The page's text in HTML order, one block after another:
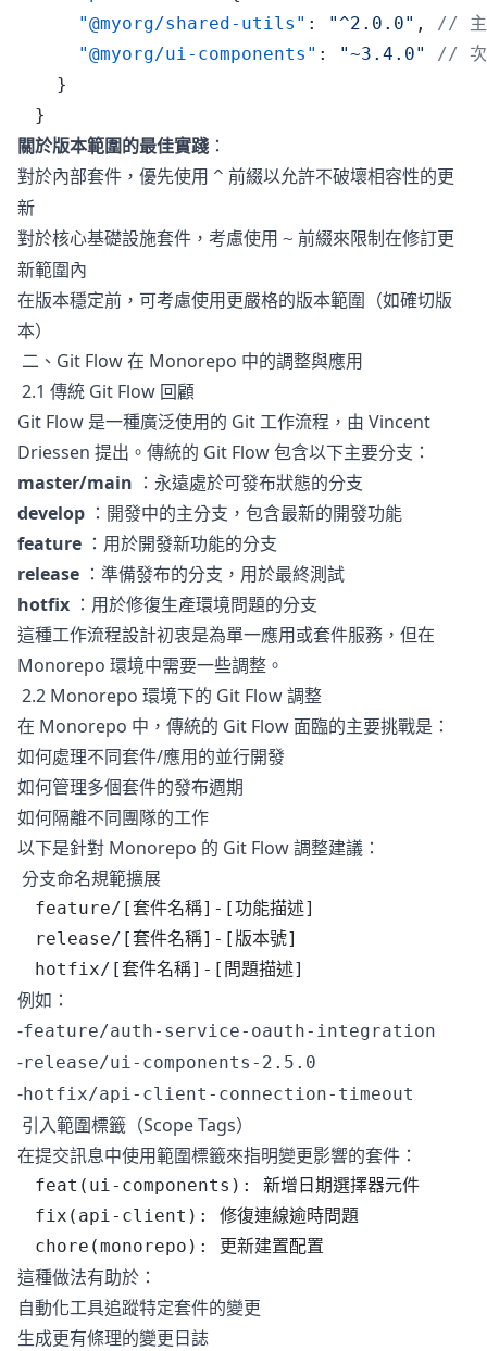
    "@myorg/shared-utils"
: "^2.0.0" ,
// 主
    "@myorg/ui-components"
: "~3.4.0"
// 次
  }
}
關於版本範圍的最佳實踐 ：
對於內部套件，優先使用 ^ 前綴以允許不破壞相容性的更
新
對於核心基礎設施套件，考慮使用 ~ 前綴來限制在修訂更
新範圍內
在版本穩定前，可考慮使用更嚴格的版本範圍（如確切版
本）
二、Git Flow 在 Monorepo 中的調整與應用
2.1 傳統 Git Flow 回顧
Git Flow 是一種廣泛使用的 Git 工作流程，由 Vincent
Driessen 提出。傳統的 Git Flow 包含以下主要分支：
master/main ：永遠處於可發布狀態的分支
develop ：開發中的主分支，包含最新的開發功能
feature ：用於開發新功能的分支
release ：準備發布的分支，用於最終測試
hotfix ：用於修復生產環境問題的分支
這種工作流程設計初衷是為單一應用或套件服務，但在
Monorepo 環境中需要一些調整。
2.2 Monorepo 環境下的 Git Flow 調整
在 Monorepo 中，傳統的 Git Flow 面臨的主要挑戰是：
如何處理不同套件/應用的並行開發
如何管理多個套件的發布週期
如何隔離不同團隊的工作
以下是針對 Monorepo 的 Git Flow 調整建議：
分支命名規範擴展
feature/[套件名稱]-[功能描述]
release/[套件名稱]-[版本號]
hotfix/[套件名稱]-[問題描述]
例如：
-feature/auth-service-oauth-integration
-release/ui-components-2.5.0
-hotfix/api-client-connection-timeout
引入範圍標籤（Scope Tags）
在提交訊息中使用範圍標籤來指明變更影響的套件：
feat(ui-components): 新增日期選擇器元件
fix(api-client): 修復連線逾時問題
chore(monorepo): 更新建置配置
這種做法有助於：
自動化工具追蹤特定套件的變更
生成更有條理的變更日誌